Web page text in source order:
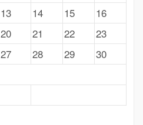
13 14 15
16
20 21 22
23
27 28 29
30